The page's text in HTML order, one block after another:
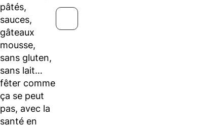
pâtés,
sauces,
gâteaux
mousse,
sans gluten,
sans lait…
fêter comme
ça se peut
pas, avec la
santé en